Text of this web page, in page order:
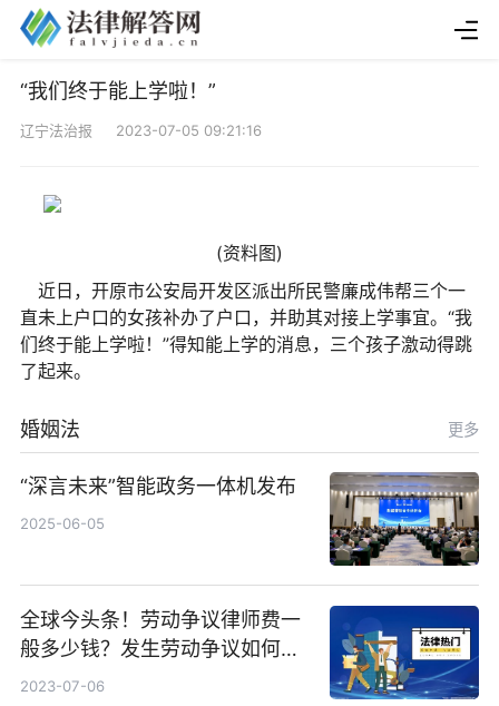
“我们终于能上学啦！”
辽宁法治报 2023-07-05 09:21:16
(资料图)
近日，开原市公安局开发区派出所民警廉成伟帮三个一
直未上户口的女孩补办了户口，并助其对接上学事宜。“我
们终于能上学啦！”得知能上学的消息，三个孩子激动得跳
了起来。
婚姻法 更多
“深言未来”智能政务一体机发布
2025-06-05
全球今头条！劳动争议律师费一
般多少钱？发生劳动争议如何算
工资？
2023-07-06